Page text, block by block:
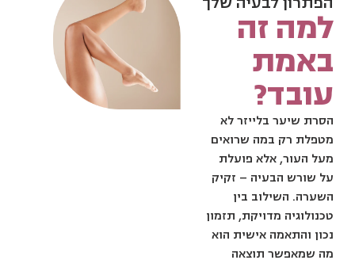
למה זה
באמת
עובד?
הסרת שיער בלייזר לא
מטפלת רק במה שרואים
מעל העור, אלא פועלת
על שורש הבעיה – זקיק
השערה. השילוב בין
טכנולוגיה מדויקת, תזמון
נכון והתאמה אישית הוא
מה שמאפשר תוצאה